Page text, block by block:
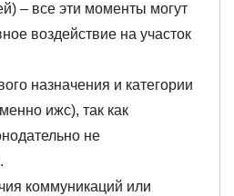
– все эти моменты могут
воздействие на участок
назначения и категории
ижс), так как
не
коммуникаций или